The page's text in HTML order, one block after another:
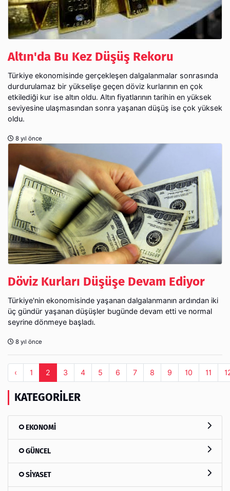
Altın'da Bu Kez Düşüş Rekoru
Türkiye ekonomisinde gerçekleşen dalgalanmalar sonrasında
durdurulamaz bir yükselişe geçen döviz kurlarının en çok
etkilediği kur ise altın oldu. Altın fiyatlarının tarihin en yüksek
seviyesine ulaşmasından sonra yaşanan düşüş ise çok yüksek
oldu.
8 yıl önce
Döviz Kurları Düşüşe Devam Ediyor
Türkiye'nin ekonomisinde yaşanan dalgalanmanın ardından iki
üç gündür yaşanan düşüşler bugünde devam etti ve normal
seyrine dönmeye başladı.
8 yıl önce
‹ 1 2 3 4 5 6 7 8 9 10 11
KATEGORILER
EKONOMİ
GÜNCEL
SİYASET